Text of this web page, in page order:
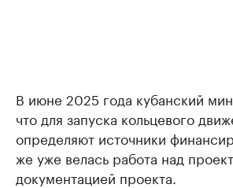
В июне 2025 года кубанский
что для запуска кольцевого
определяют источники
же уже велась работа над
документацией проекта.